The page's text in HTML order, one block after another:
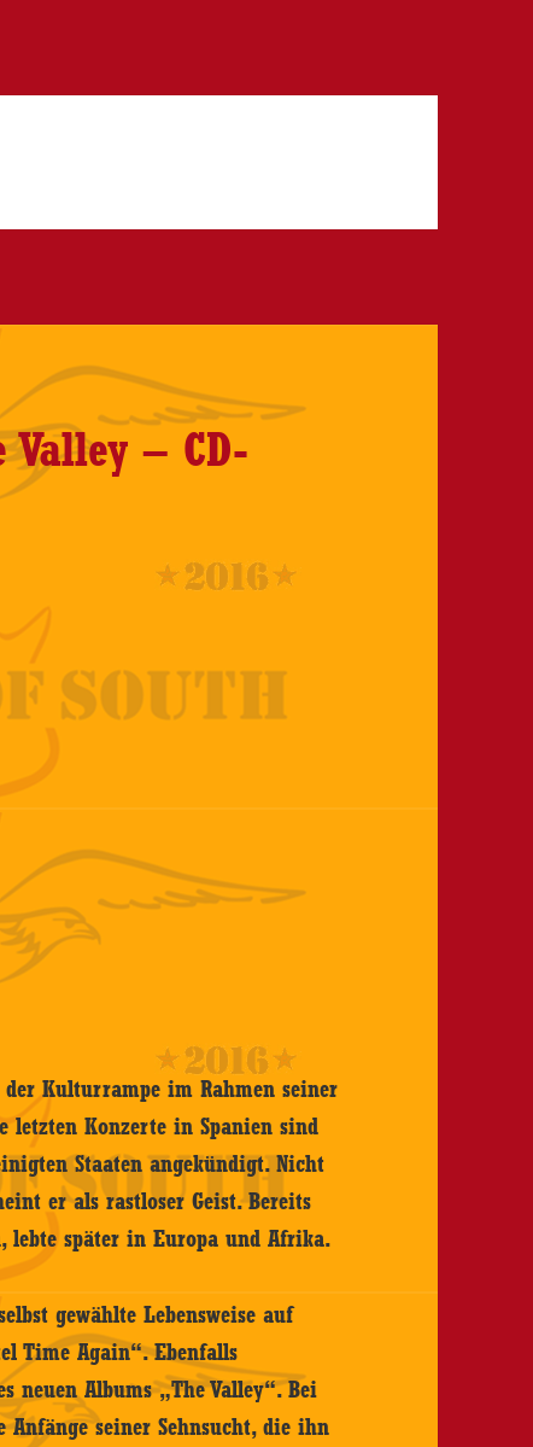
Valley – CD-
Kulturrampe im Rahmen seiner
letzten Konzerte in Spanien sind
Staaten angekündigt. Nicht
er als rastloser Geist. Bereits
lebte später in Europa und Afrika.
gewählte Lebensweise auf
Time Again“. Ebenfalls
neuen Albums „The Valley“. Bei
seiner Sehnsucht, die ihn